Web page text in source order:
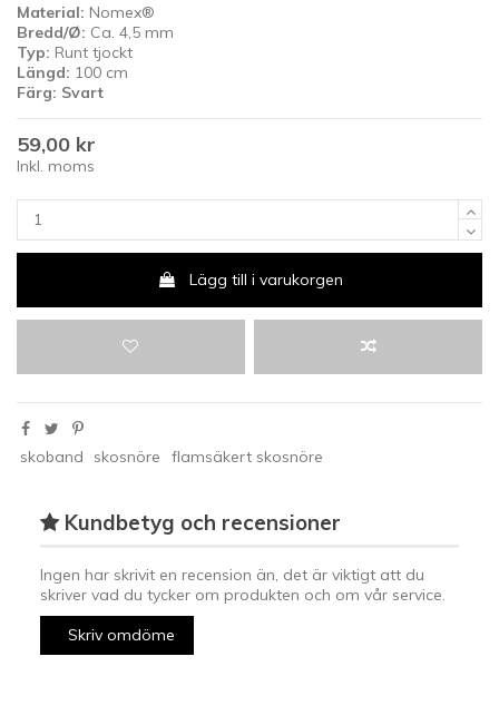
Material: Nomex®
Bredd/Ø: Ca. 4,5 mm
Typ: Runt tjockt
Längd: 100 cm
Färg: Svart
59,00 kr
Inkl. moms
Lägg till i varukorgen
skoband skosnöre flamsäkert skosnöre
Kundbetyg och recensioner
Ingen har skrivit en recension än, det är viktigt att du
skriver vad du tycker om produkten och om vår service.
Skriv omdöme